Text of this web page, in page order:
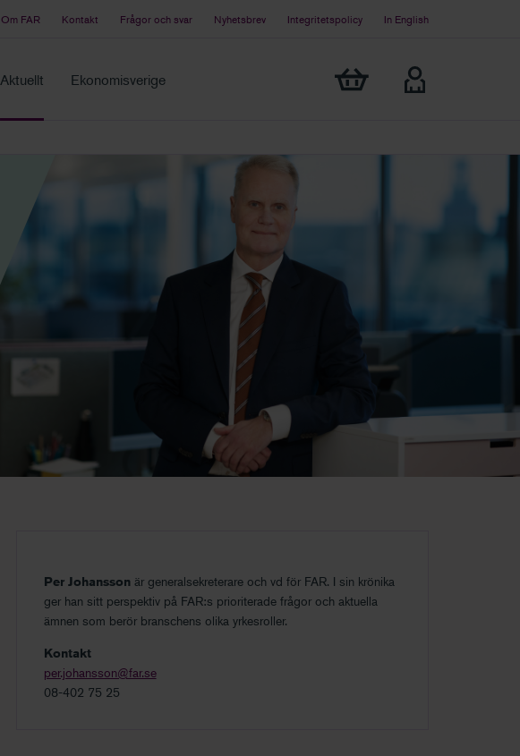
Om FAR Kontakt Frågor och svar Nyhetsbrev Integritetspolicy In English
Aktuellt Ekonomisverige Visa min varukorg
Per Johansson är generalsekreterare och vd för FAR. I sin krönika
ger han sitt perspektiv på FAR:s prioriterade frågor och aktuella
ämnen som berör branschens olika yrkesroller.
Kontakt
per.johansson@far.se
08-402 75 25